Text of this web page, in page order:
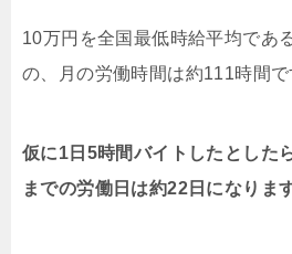
10万円を全国最低時給平均であ
の、月の労働時間は約111時間で
仮に1日5時間バイトしたとした
までの労働日は約22日になります